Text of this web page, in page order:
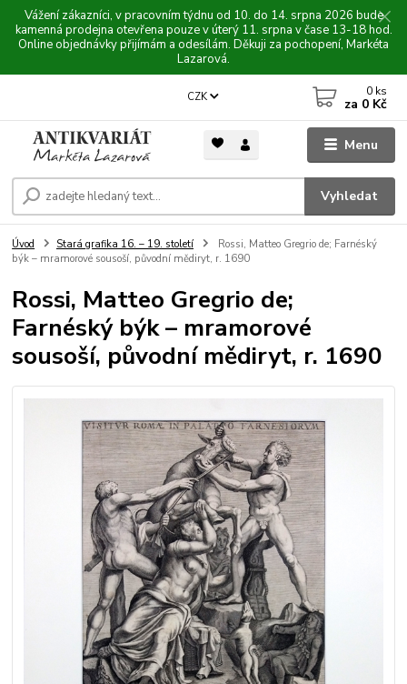
Vážení zákazníci, v pracovním týdnu od 10. do 14. srpna 2026 bude
kamenná prodejna otevřena pouze v úterý 11. srpna v čase 13-18 hod.
Online objednávky přijímám a odesílám. Děkuji za pochopení, Markéta
Lazarová.
Menu
CZK
Vyhledat
0 ks
za 0 Kč
Úvod Stará grafika 16. – 19. století
Rossi, Matteo Gregrio de; Farnéský
býk – mramorové sousoší, původní mědiryt, r. 1690
Rossi, Matteo Gregrio de;
Farnéský býk – mramorové
sousoší, původní mědiryt, r. 1690